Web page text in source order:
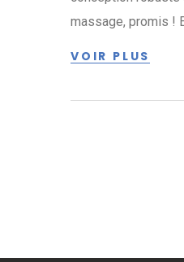
massage, promis !
VOIR PLUS